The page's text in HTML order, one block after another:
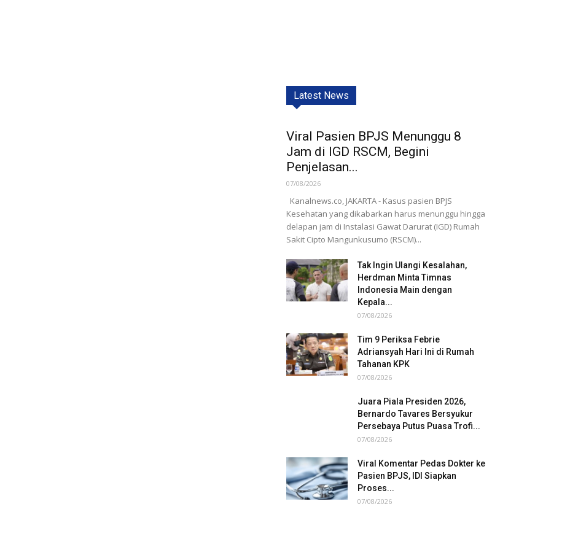
Latest News
Viral Pasien BPJS Menunggu 8
Jam di IGD RSCM, Begini
Penjelasan...
07/08/2026
Kanalnews.co, JAKARTA - Kasus pasien BPJS
Kesehatan yang dikabarkan harus menunggu hingga
delapan jam di Instalasi Gawat Darurat (IGD) Rumah
Sakit Cipto Mangunkusumo (RSCM)...
Tak Ingin Ulangi Kesalahan,
Herdman Minta Timnas
Indonesia Main dengan
Kepala...
07/08/2026
Tim 9 Periksa Febrie
Adriansyah Hari Ini di Rumah
Tahanan KPK
07/08/2026
Juara Piala Presiden 2026,
Bernardo Tavares Bersyukur
Persebaya Putus Puasa Trofi...
07/08/2026
Viral Komentar Pedas Dokter ke
Pasien BPJS, IDI Siapkan
Proses...
07/08/2026